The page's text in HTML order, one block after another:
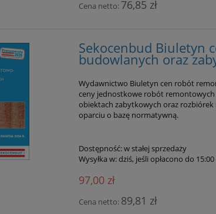
Cena netto: 76,85 zł
Sekocenbud Biuletyn
budowlanych oraz
Wydawnictwo Biuletyn cen robót
ceny jednostkowe robót
obiektach zabytkowych oraz
oparciu o bazę normatywną.
Dostępność:w stałej sprzedaży
Wysyłka w:dziś, jeśli opłacono do
97,00 zł
Cena netto: 89,81 zł